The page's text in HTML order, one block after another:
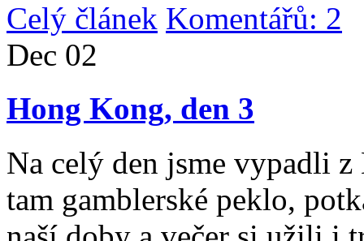
Celý článek Komentářů: 2
Dec 02
Hong Kong, den 3
Na celý den jsme vypadli
tam gamblerské peklo,